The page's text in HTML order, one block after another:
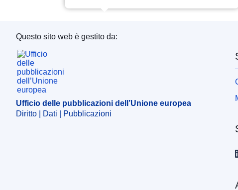
Ufficio delle pubblicazioni dell’Unione europea
Questo sito web è gestito da:
Ufficio delle pubblicazioni dell’Unione europea
Diritto | Dati | Pubblicazioni